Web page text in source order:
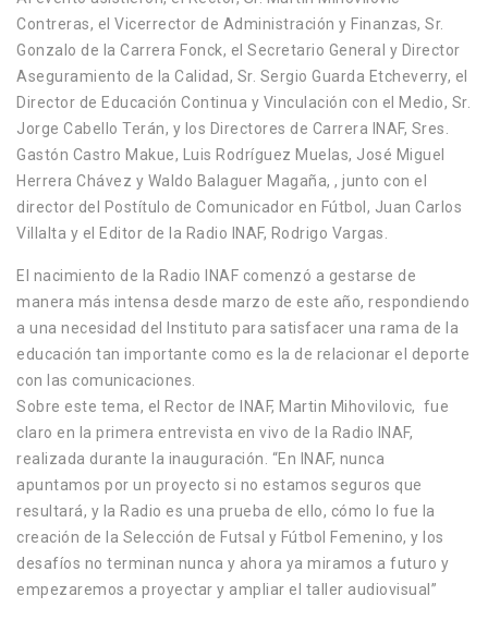
Contreras, el Vicerrector de Administración y Finanzas, Sr.
Gonzalo de la Carrera Fonck, el Secretario General y Director
Aseguramiento de la Calidad, Sr. Sergio Guarda Etcheverry, el
Director de Educación Continua y Vinculación con el Medio, Sr.
Jorge Cabello Terán, y los Directores de Carrera INAF, Sres.
Gastón Castro Makue, Luis Rodríguez Muelas, José Miguel
Herrera Chávez y Waldo Balaguer Magaña, , junto con el
director del Postítulo de Comunicador en Fútbol, Juan Carlos
Villalta y el Editor de la Radio INAF, Rodrigo Vargas.
El nacimiento de la Radio INAF comenzó a gestarse de
manera más intensa desde marzo de este año, respondiendo
a una necesidad del Instituto para satisfacer una rama de la
educación tan importante como es la de relacionar el deporte
con las comunicaciones.
Sobre este tema, el Rector de INAF, Martin Mihovilovic, fue
claro en la primera entrevista en vivo de la Radio INAF,
realizada durante la inauguración. “En INAF, nunca
apuntamos por un proyecto si no estamos seguros que
resultará, y la Radio es una prueba de ello, cómo lo fue la
creación de la Selección de Futsal y Fútbol Femenino, y los
desafíos no terminan nunca y ahora ya miramos a futuro y
empezaremos a proyectar y ampliar el taller audiovisual”